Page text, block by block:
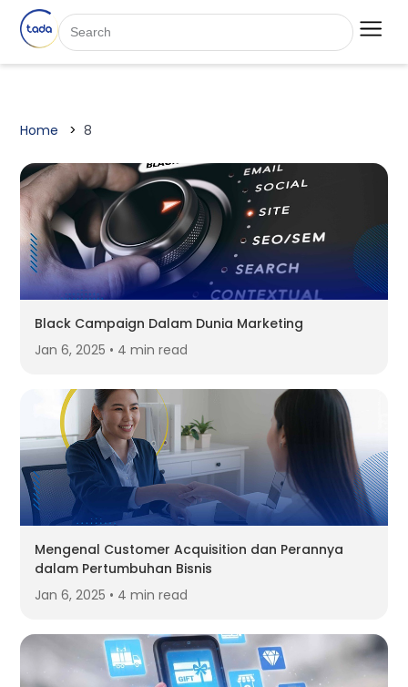
Home 8
Black Campaign Dalam Dunia Marketing
Jan 6, 2025 • 4 min read
Mengenal Customer Acquisition dan Perannya
dalam Pertumbuhan Bisnis
Jan 6, 2025 • 4 min read